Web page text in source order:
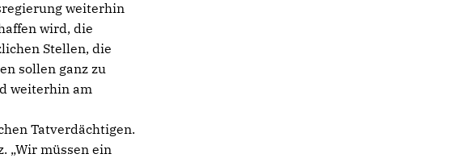
weiterhin
wird, die
Stellen, die
sollen ganz zu
weiterhin am
Tatverdächtigen.
„Wir müssen ein